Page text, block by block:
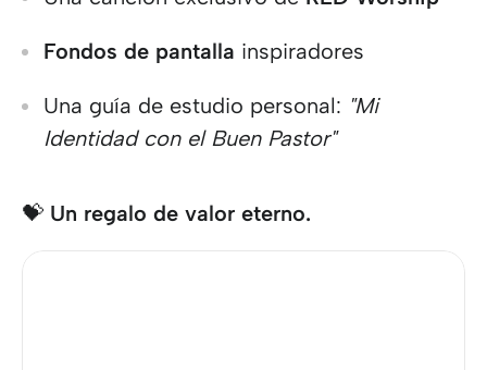
Fondos de pantalla inspiradores
Una guía de estudio personal: "Mi
Identidad con el Buen Pastor"
💝 Un regalo de valor eterno.